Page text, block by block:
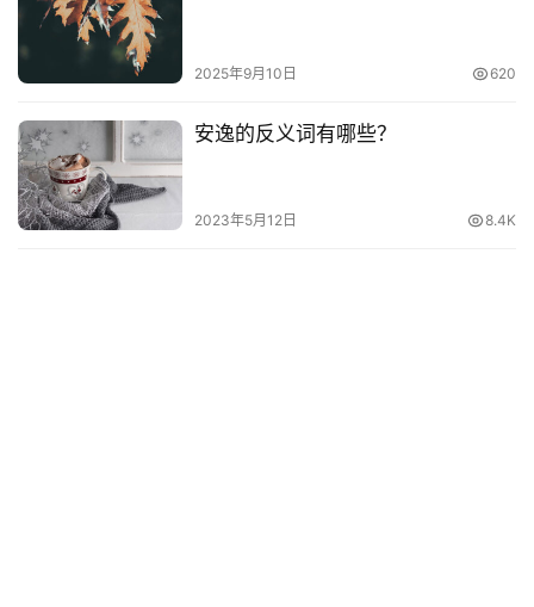
2025年9月10日 620
安逸的反义词有哪些？
2023年5月12日 8.4K